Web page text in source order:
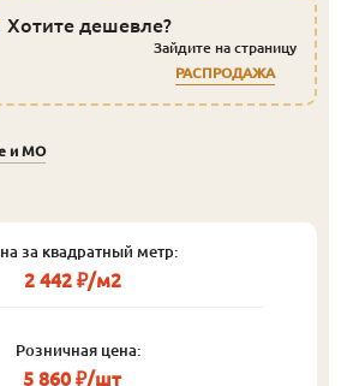
Хотите дешевле?
Зайдите на страницу
РАСПРОДАЖА
и МО
за квадратный метр:
2 442 ₽/м2
Розничная цена:
5 860 ₽/шт